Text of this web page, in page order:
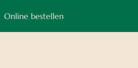
Online bestellen